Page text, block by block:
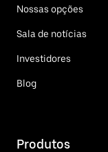
Nossas opções
Sala de notícias
Investidores
Blog
Produtos